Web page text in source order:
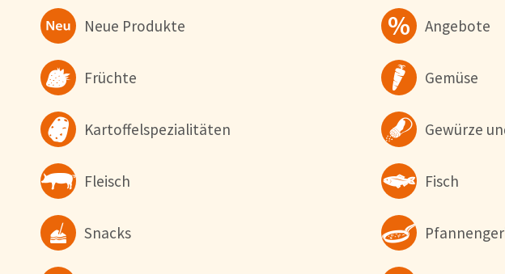
Neue Produkte Angebote
Früchte Gemüse
Kartoffelspezialitäten Gewürze
Fleisch Fisch
Snacks